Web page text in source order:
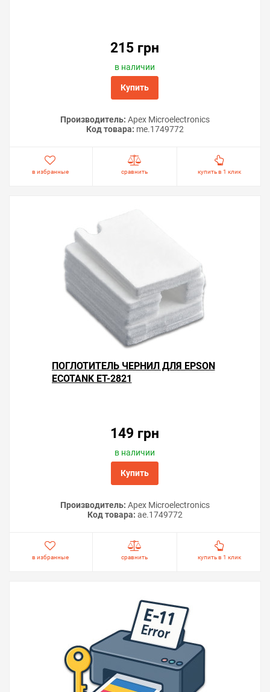
215 грн
в наличии
Купить
Производитель: Apex Microelectronics
Код товара: me.1749772
в избранные сравнить купить в 1 клик
ПОГЛОТИТЕЛЬ ЧЕРНИЛ ДЛЯ EPSON
ECOTANK ET-2821
149 грн
в наличии
Купить
Производитель: Apex Microelectronics
Код товара: ae.1749772
в избранные сравнить купить в 1 клик